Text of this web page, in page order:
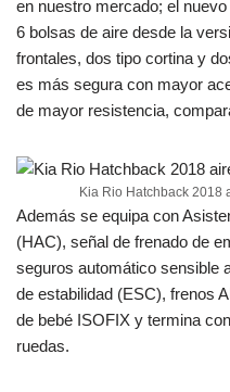
en nuestro mercado; el
6 bolsas de aire desde la
frontales, dos tipo cortina y
es más segura con mayor
de mayor resistencia,
Kia Rio Hatchback 2018
Además se equipa con
(HAC), señal de frenado de
seguros automático sensible
de estabilidad (ESC), frenos
de bebé ISOFIX y termina
ruedas.